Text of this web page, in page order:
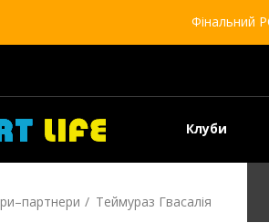
Фінальний
Клуби
Теймураз Гвасалія